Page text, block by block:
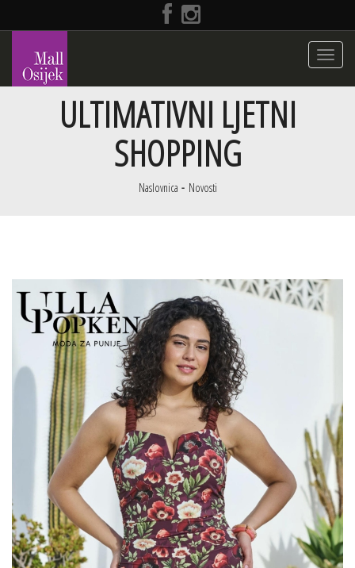
Toggle
ULTIMATIVNI LJETNI
SHOPPING
Naslovnica Novosti